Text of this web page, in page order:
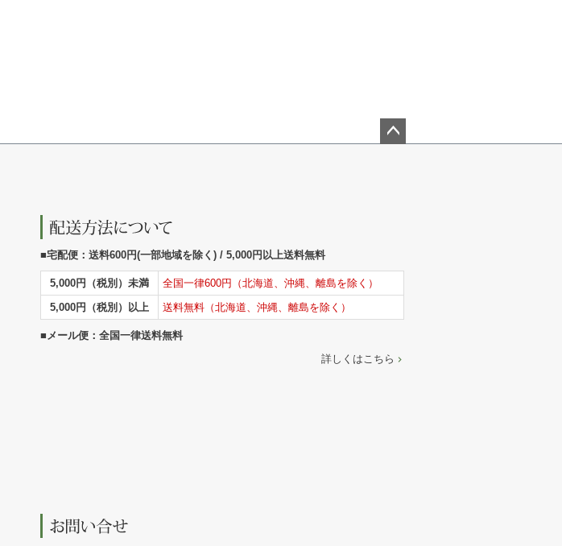
■宅配便：送料600円(一部地域を除く) / 5,000円以上送料無料
5,000円（税別）未満
全国一律600円（北海道、沖縄、離島を除く）
5,000円（税別）以上
送料無料（北海道、沖縄、離島を除く）
■メール便：全国一律送料無料
詳しくはこちら